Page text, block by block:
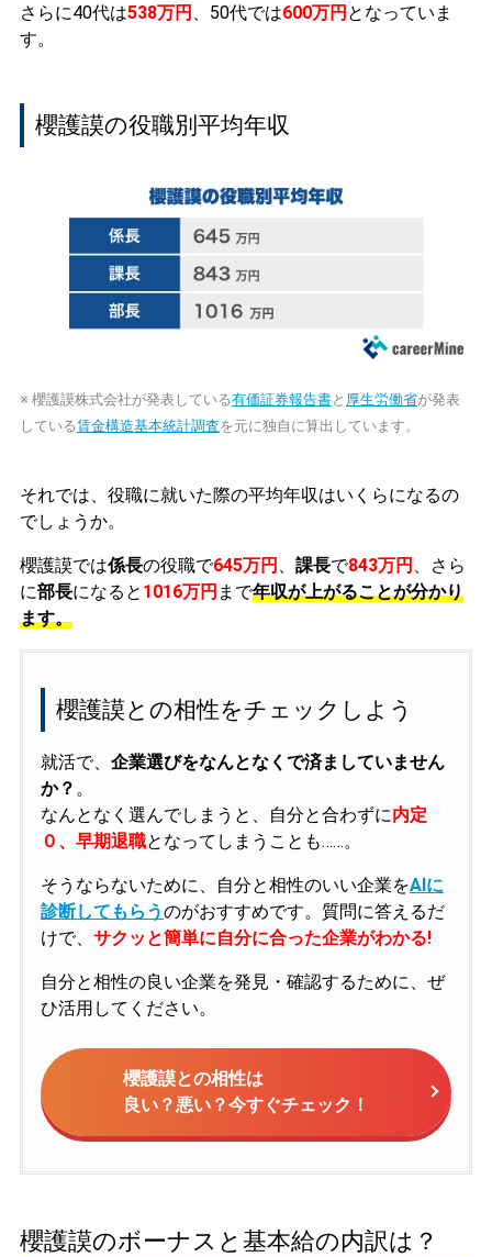
さらに40代は538万円 、50代では600万円 となっていま
す。
櫻護謨の役職別平均年収
※ 櫻護謨株式会社が発表している有価証券報告書と 厚生労働省が発表
している賃金構造基本統計調査を元に独自に算出しています。
それでは、役職に就いた際の平均年収はいくらになるの
でしょうか。
櫻護謨では係長の役職で645万円 課長で843万円
、さら
に部長になると 1016万円 まで年収が上がることが分かり
ます。
櫻護謨との相性をチェックしよう
就活で、 企業選びをなんとなくで済ましていません
か？ 。
なんとなく選んでしまうと、自分と合わずに内定
０、早期退職となってしまうことも……。
そうならないために、自分と相性のいい企業をAIに
診断してもらうのがおすすめです。質問に答えるだ
けで、 サクッと簡単に自分に合った企業がわかる!
自分と相性の良い企業を発見・確認するために、ぜ
ひ活用してください。
櫻護謨との相性は
良い？悪い？今すぐチェック！
櫻護謨のボーナスと基本給の内訳は？